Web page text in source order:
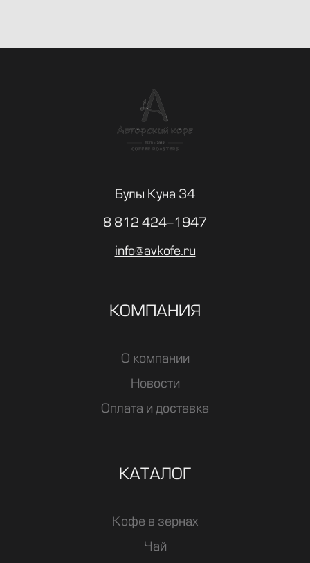
Булы Куна 34
8 812 424-1947
info@avkofe.ru
КОМПАНИЯ
О компании
Новости
Оплата и доставка
КАТАЛОГ
Кофе в зернах
Чай